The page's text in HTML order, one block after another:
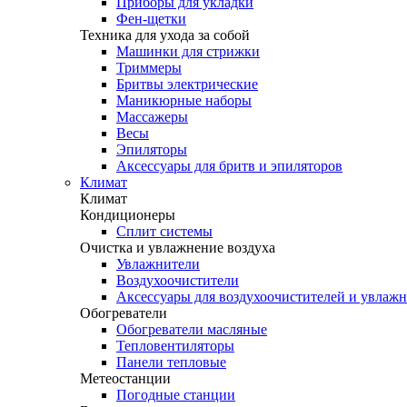
Фен-щетки
Техника для ухода за собой
Машинки для стрижки
Триммеры
Бритвы электрические
Маникюрные наборы
Массажеры
Весы
Эпиляторы
Аксессуары для бритв и эпиляторов
Климат
Климат
Кондиционеры
Сплит системы
Очистка и увлажнение воздуха
Увлажнители
Воздухоочистители
Аксессуары для воздухоочистителей и
Обогреватели
Обогреватели масляные
Тепловентиляторы
Панели тепловые
Метеостанции
Погодные станции